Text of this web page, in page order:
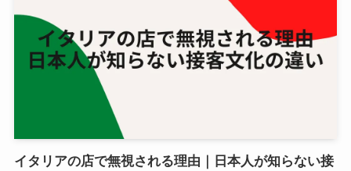
イタリアの店で無視される理由｜日本人が知らない接